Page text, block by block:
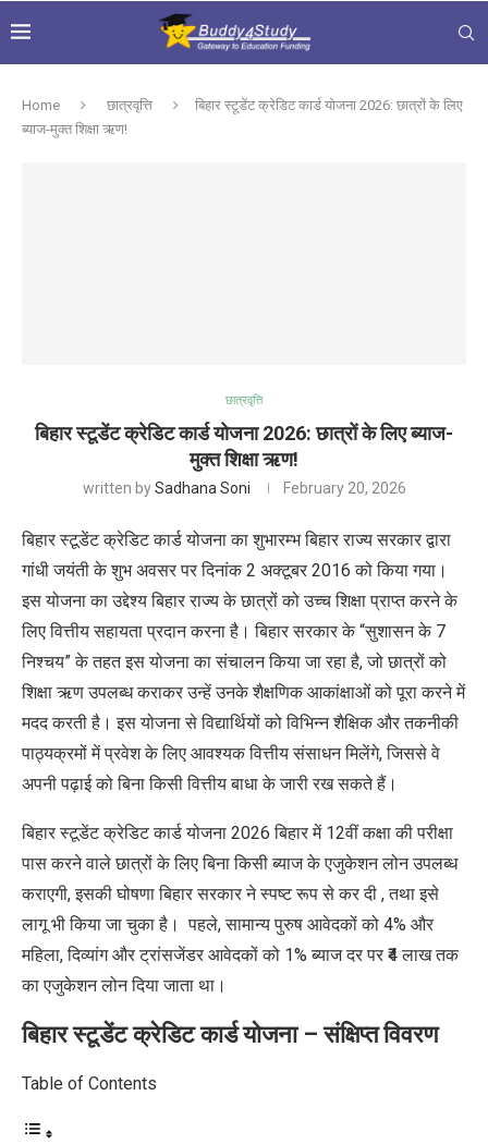
Home छात्रवृत्ति
बिहार स्टूडेंट क्रेडिट कार्ड योजना 2026: छात्रों के लिए
ब्याज-मुक्त शिक्षा ऋण!
छात्रवृत्ति
बिहार स्टूडेंट क्रेडिट कार्ड योजना 2026: छात्रों के लिए ब्याज-
मुक्त शिक्षा ऋण!
written bySadhana Soni February 20, 2026
बिहार स्टूडेंट क्रेडिट कार्ड योजना का शुभारम्भ बिहार राज्य सरकार द्वारा
गांधी जयंती के शुभ अवसर पर दिनांक 2 अक्टूबर 2016 को किया गया।
इस योजना का उद्देश्य बिहार राज्य के छात्रों को उच्च शिक्षा प्राप्त करने के
लिए वित्तीय सहायता प्रदान करना है। बिहार सरकार के “सुशासनके 7
निश्चय” के तहत इस योजना का संचालन किया जा रहा है, जो छात्रों को
शिक्षा ऋण उपलब्ध कराकर उन्हें उनके शैक्षणिक आकांक्षाओं को पूरा करने में
मदद करती है। इस योजना से विद्यार्थियों को विभिन्न शैक्षिक और तकनीकी
पाठ्यक्रमों में प्रवेश के लिए आवश्यक वित्तीय संसाधन मिलेंगे, जिससे वे
अपनी पढ़ाई को बिना किसी वित्तीय बाधा के जारी रख सकते हैं।
बिहार स्टूडेंट क्रेडिट कार्ड योजना 2026 बिहार में 12वीं कक्षा की परीक्षा
पास करने वाले छात्रों के लिए बिना किसी ब्याज के एजुकेशन लोन उपलब्ध
कराएगी, इसकी घोषणा बिहार सरकार ने स्पष्ट रूप से कर दी , तथा इसे
लागू भी किया जा चुका है। पहले, सामान्य पुरुष आवेदकों को 4% और
महिला, दिव्यांग और ट्रांसजेंडर आवेदकों को 1% ब्याज दर पर ₹4 लाख तक
का एजुकेशन लोन दिया जाता था।
बिहार स्टूडेंट क्रेडिट कार्ड योजना – संक्षिप्त विवरण
Table of Contents